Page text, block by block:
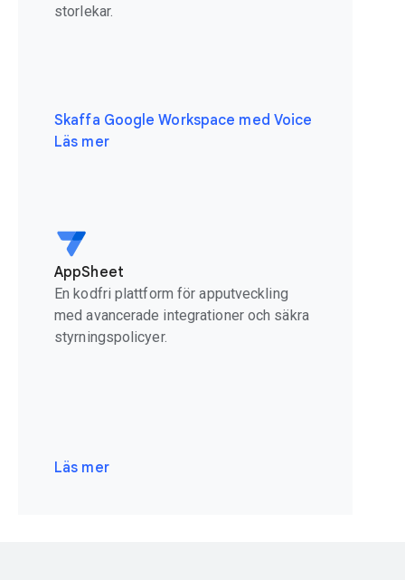
storlekar.
Skaffa Google Workspace med Voice
Läs mer
AppSheet
En kodfri plattform för apputveckling
med avancerade integrationer och säkra
styrningspolicyer.
Läs mer